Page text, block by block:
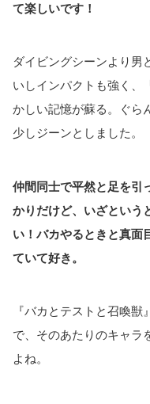
て楽しいです！
ダイビングシーンより男
いしインパクトも強く、
かしい記憶が蘇る。ぐら
少しジーンとしました。
仲間同士で平然と足を引
かりだけど、いざという
い！バカやるときと真面
ていて好き。
『バカとテストと召喚
で、そのあたりのキャラ
よね。